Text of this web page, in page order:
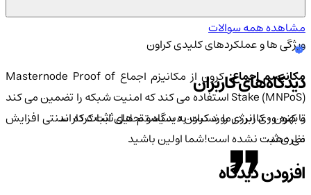
ویژگی ها و عملکردهای کلیدی کراون
مکانیسم اجماع:
کرون از مکانیزم اجماع Masternode Proof of
Stake (MNPoS) استفاده می کند که امنیت شبکه را تضمین می کند
و بهره وری انرژی را نسبت به سیستم های اثبات کار سنتی افزایش
می دهد.
مشاهده همه سوالات
دیدگاه‌های کاربران
تا کنون 0 کاربر در مورد کراوندیدگاه و تحلیل ثبت کرده اند
نظری ثبت نشده است!شما اولین باشید
افزودن دیدگاه